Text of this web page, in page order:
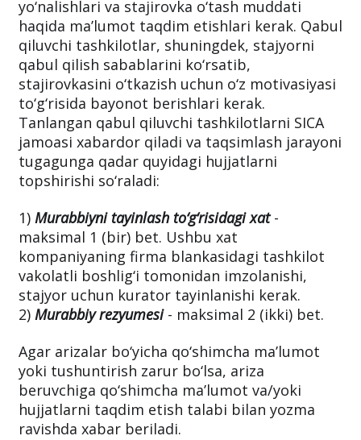
yo‘nalishlari va stajirovka o‘tash muddati
haqida ma’lumot taqdim etishlari kerak. Qabul
qiluvchi tashkilotlar, shuningdek, stajyorni
qabul qilish sabablarini ko‘rsatib,
stajirovkasini o‘tkazish uchun o‘z motivasiyasi
to‘g‘risida bayonot berishlari kerak.
Tanlangan qabul qiluvchi tashkilotlarni SICA
jamoasi xabardor qiladi va taqsimlash jarayoni
tugagunga qadar quyidagi hujjatlarni
topshirishi so‘raladi:
1) Murabbiyni tayinlash to‘g‘risidagi xat-
maksimal 1 (bir) bet. Ushbu xat
kompaniyaning firma blankasidagi tashkilot
vakolatli boshlig‘i tomonidan imzolanishi,
stajyor uchun kurator tayinlanishi kerak.
2) Murabbiy rezyumesi - maksimal 2 (ikki) bet.
Agar arizalar bo‘yicha qo‘shimcha ma’lumot
yoki tushuntirish zarur bo‘lsa, ariza
beruvchiga qo‘shimcha ma’lumot va/yoki
hujjatlarni taqdim etish talabi bilan yozma
ravishda xabar beriladi.